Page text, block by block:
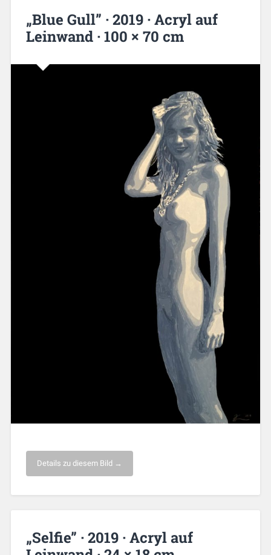
„Blue Gull” · 2019 · Acryl auf
Leinwand · 100 × 70 cm
Details zu diesem Bild →
„Selfie” · 2019 · Acryl auf